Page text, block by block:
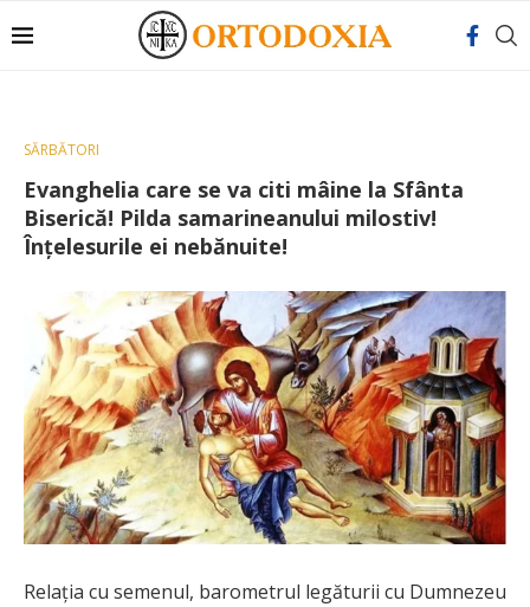
SĂRBĂTORI
Evanghelia care se va citi mâine la Sfânta
Biserică! Pilda samarineanului milostiv!
Înţelesurile ei nebănuite!
Relaţia cu semenul, barometrul legăturii cu Dumnezeu